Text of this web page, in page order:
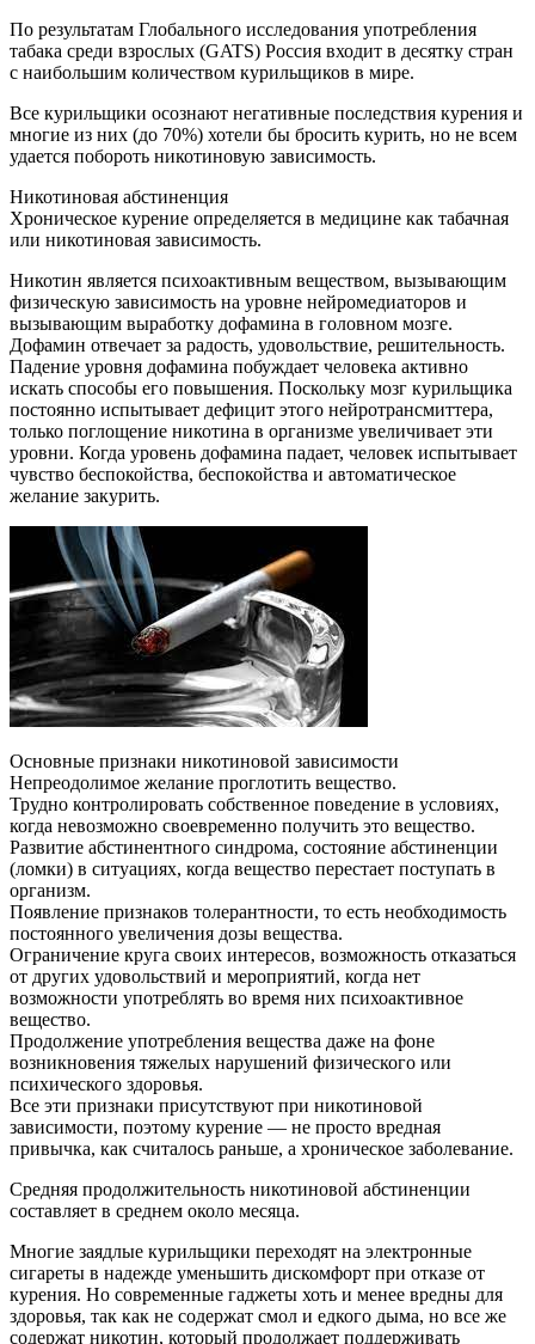
По результатам Глобального исследования употребления
табака среди взрослых (GATS) Россия входит в десятку стран
с наибольшим количеством курильщиков в мире.
Все курильщики осознают негативные последствия курения и
многие из них (до 70%) хотели бы бросить курить, но не всем
удается побороть никотиновую зависимость.
Никотиновая абстиненция
Хроническое курение определяется в медицине как табачная
или никотиновая зависимость.
Никотин является психоактивным веществом, вызывающим
физическую зависимость на уровне нейромедиаторов и
вызывающим выработку дофамина в головном мозге.
Дофамин отвечает за радость, удовольствие, решительность.
Падение уровня дофамина побуждает человека активно
искать способы его повышения. Поскольку мозг курильщика
постоянно испытывает дефицит этого нейротрансмиттера,
только поглощение никотина в организме увеличивает эти
уровни. Когда уровень дофамина падает, человек испытывает
чувство беспокойства, беспокойства и автоматическое
желание закурить.
Основные признаки никотиновой зависимости
Непреодолимое желание проглотить вещество.
Трудно контролировать собственное поведение в условиях,
когда невозможно своевременно получить это вещество.
Развитие абстинентного синдрома, состояние абстиненции
(ломки) в ситуациях, когда вещество перестает поступать в
организм.
Появление признаков толерантности, то есть необходимость
постоянного увеличения дозы вещества.
Ограничение круга своих интересов, возможность отказаться
от других удовольствий и мероприятий, когда нет
возможности употреблять во время них психоактивное
вещество.
Продолжение употребления вещества даже на фоне
возникновения тяжелых нарушений физического или
психического здоровья.
Все эти признаки присутствуют при никотиновой
зависимости, поэтому курение — не просто вредная
привычка, как считалось раньше, а хроническое заболевание.
Средняя продолжительность никотиновой абстиненции
составляет в среднем около месяца.
Многие заядлые курильщики переходят на электронные
сигареты в надежде уменьшить дискомфорт при отказе от
курения. Но современные гаджеты хоть и менее вредны для
здоровья, так как не содержат смол и едкого дыма, но все же
содержат никотин, который продолжает поддерживать